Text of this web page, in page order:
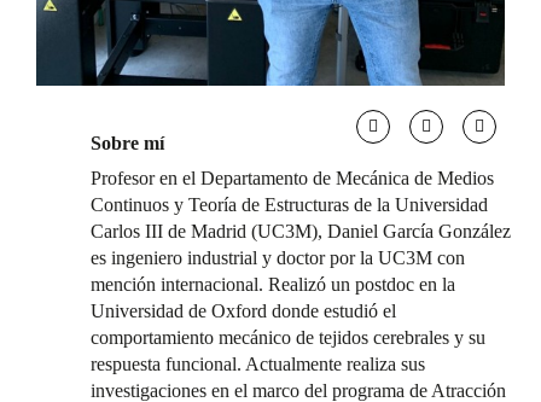
Sobre mí
Profesor en el Departamento de Mecánica de Medios
Continuos y Teoría de Estructuras de la Universidad
Carlos III de Madrid (UC3M), Daniel García González
es ingeniero industrial y doctor por la UC3M con
mención internacional. Realizó un postdoc en la
Universidad de Oxford donde estudió el
comportamiento mecánico de tejidos cerebrales y su
respuesta funcional. Actualmente realiza sus
investigaciones en el marco del programa de Atracción